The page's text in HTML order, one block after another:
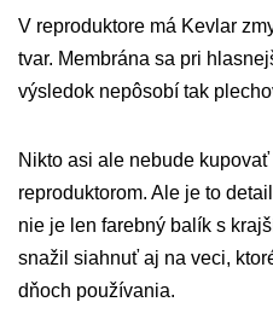
V reproduktore má Kevlar
tvar. Membrána sa pri
výsledok nepôsobí tak
Nikto asi ale nebude
reproduktorom. Ale je to
nie je len farebný balík s
snažil siahnuť aj na veci,
dňoch používania.